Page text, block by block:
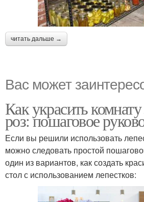
читать дальше →
Вас может
Как украсить
роз: пошаговое
Если вы решили использовать
можно следовать простой
один из вариантов, как создать
стол с использованием лепестков: